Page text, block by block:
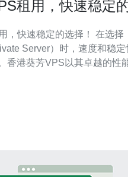
租用，快速稳定
速稳定的选择！ 在选择
Server）时，速度和稳
香港葵芳VPS以其卓越的性
络连接，确保